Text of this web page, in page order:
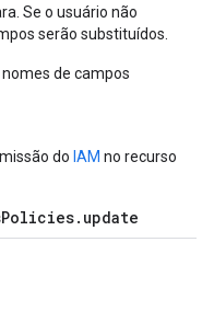
Se o usuário não
serão substituídos.
de campos
do IAM no recurso